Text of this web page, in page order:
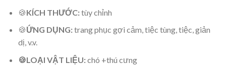
🍪KÍCH THƯỚC:tùy chỉnh
🍪ỨNG DỤNG:trang phục gợi cảm, tiệc tùng, tiệc, giản
dị, v.v.
🍪LOẠI VẬT LIỆU:chó +thú cưng